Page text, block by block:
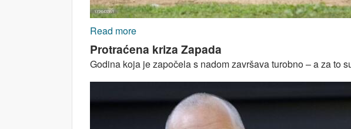
Read more
Protraćena kriza Zapada
Godina koja je započela s nadom završava turobno – a za to